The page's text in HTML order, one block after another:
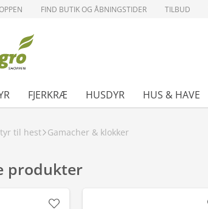
FIND BUTIK OG ÅBNINGSTIDER TILBUD
FJERKRÆ HUSDYR HUS & HAVE
til hest Gamacher & klokker
produkter